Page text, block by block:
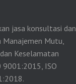
jasa konsultasi dan
Manajemen Mutu,
Keselamatan
9001:2015, ISO